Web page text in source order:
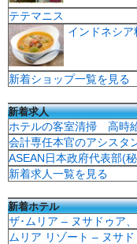
テテマニス
インドネシ
新着ショップ一覧を見る
新着求人
ホテルの客室清掃 高時
会計専任本官のアシスタ
ASEAN日本政府代表部(
新着求人一覧を見る
新着ホテル
ザ･ムリア – ヌサドゥア
ムリア リゾート – ヌサド